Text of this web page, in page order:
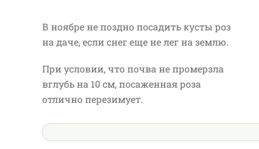
В ноябре не поздно посадить кусты роз
на даче, если снег еще не лег на землю.
При условии, что почва не промерзла
вглубь на 10 см, посаженная роза
отлично перезимует.